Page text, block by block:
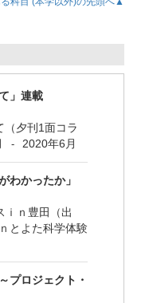
」連載
夕刊1面コラ
- 2020年6月
わかったか」
ｉｎ豊田（出
とよた科学体験
プロジェクト・